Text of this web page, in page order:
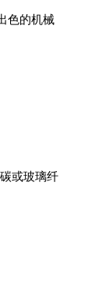
色的机械
或玻璃纤